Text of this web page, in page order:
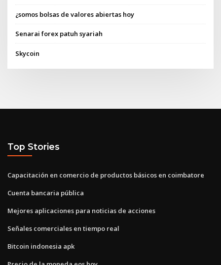
¿somos bolsas de valores abiertas hoy
Senarai forex patuh syariah
Skycoin
Top Stories
Capacitación en comercio de productos básicos en coimbatore
Cuenta bancaria pública
Mejores aplicaciones para noticias de acciones
Señales comerciales en tiempo real
Bitcoin indonesia apk